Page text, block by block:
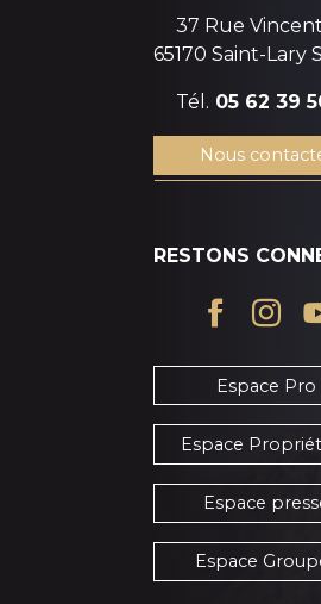
37 Rue
65170 Saint-Lary
Tél. 05 62 39
Nous
RESTONS
Espace Pro
Espace
Espace
Espace